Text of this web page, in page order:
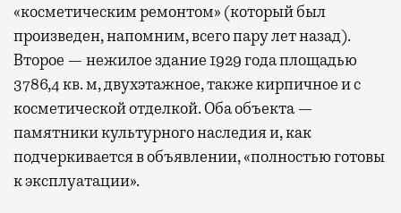
«косметическим ремонтом» (который был
произведен, напомним, всего пару лет назад).
Второе — нежилое здание 1929 года площадью
3786,4 кв. м, двухэтажное, также кирпичное и с
косметической отделкой. Оба объекта —
памятники культурного наследия и, как
подчеркивается в объявлении, «полностью готовы
к эксплуатации».